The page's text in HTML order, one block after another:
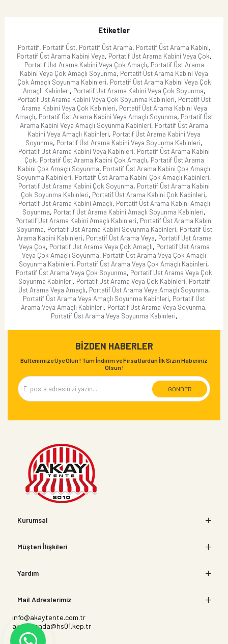
Etiketler
Portatif, Portatif Üst, Portatif Üst Arama, Portatif Üst Arama Kabini,
Portatif Üst Arama Kabini Veya, Portatif Üst Arama Kabini Veya Çok,
Portatif Üst Arama Kabini Veya Çok Amaçlı, Portatif Üst Arama
Kabini Veya Çok Amaçlı Soyunma, Portatif Üst Arama Kabini Veya
Çok Amaçlı Soyunma Kabinleri, Portatif Üst Arama Kabini Veya Çok
Amaçlı Kabinleri, Portatif Üst Arama Kabini Veya Çok Soyunma,
Portatif Üst Arama Kabini Veya Çok Soyunma Kabinleri, Portatif Üst
Arama Kabini Veya Çok Kabinleri, Portatif Üst Arama Kabini Veya
Amaçlı, Portatif Üst Arama Kabini Veya Amaçlı Soyunma, Portatif Üst
Arama Kabini Veya Amaçlı Soyunma Kabinleri, Portatif Üst Arama
Kabini Veya Amaçlı Kabinleri, Portatif Üst Arama Kabini Veya
Soyunma, Portatif Üst Arama Kabini Veya Soyunma Kabinleri,
Portatif Üst Arama Kabini Veya Kabinleri, Portatif Üst Arama Kabini
Çok, Portatif Üst Arama Kabini Çok Amaçlı, Portatif Üst Arama
Kabini Çok Amaçlı Soyunma, Portatif Üst Arama Kabini Çok Amaçlı
Soyunma Kabinleri, Portatif Üst Arama Kabini Çok Amaçlı Kabinleri,
Portatif Üst Arama Kabini Çok Soyunma, Portatif Üst Arama Kabini
Çok Soyunma Kabinleri, Portatif Üst Arama Kabini Çok Kabinleri,
Portatif Üst Arama Kabini Amaçlı, Portatif Üst Arama Kabini Amaçlı
Soyunma, Portatif Üst Arama Kabini Amaçlı Soyunma Kabinleri,
Portatif Üst Arama Kabini Amaçlı Kabinleri, Portatif Üst Arama Kabini
Soyunma, Portatif Üst Arama Kabini Soyunma Kabinleri, Portatif Üst
Arama Kabini Kabinleri, Portatif Üst Arama Veya, Portatif Üst Arama
Veya Çok, Portatif Üst Arama Veya Çok Amaçlı, Portatif Üst Arama
Veya Çok Amaçlı Soyunma, Portatif Üst Arama Veya Çok Amaçlı
Soyunma Kabinleri, Portatif Üst Arama Veya Çok Amaçlı Kabinleri,
Portatif Üst Arama Veya Çok Soyunma, Portatif Üst Arama Veya Çok
Soyunma Kabinleri, Portatif Üst Arama Veya Çok Kabinleri, Portatif
Üst Arama Veya Amaçlı, Portatif Üst Arama Veya Amaçlı Soyunma,
Portatif Üst Arama Veya Amaçlı Soyunma Kabinleri, Portatif Üst
Arama Veya Amaçlı Kabinleri, Portatif Üst Arama Veya Soyunma,
Portatif Üst Arama Veya Soyunma Kabinleri,
BIZDEN HABERLER
Bültenimize Üye Olun ! Tüm İndirim ve Fırsatlardan İlk Sizin Haberiniz
Olsun !
GÖNDER
Kurumsal
Müşteri İlişkileri
Yardım
Mail Adreslerimiz
info@akaytente.com.tr
akaybranda@hs01.kep.tr